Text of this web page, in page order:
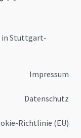
in Stuttgart-
Impressum
Datenschutz
Richtlinie (EU)